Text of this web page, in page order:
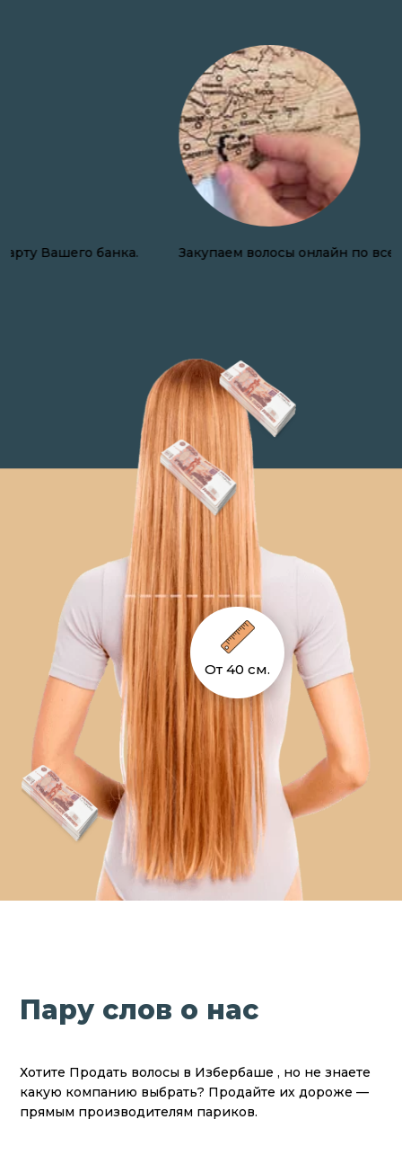
Закупаем волосы онлайн по всей России.
От 40 см.
Пару слов о нас
Хотите Продать волосы в Избербаше , но не знаете
какую компанию выбрать? Продайте их дороже —
прямым производителям париков.